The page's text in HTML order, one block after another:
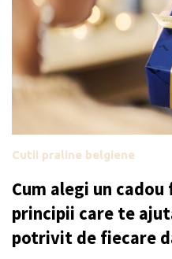
Cutii praline belgiene
Cum alegi un
principii care te
potrivit de fiecare